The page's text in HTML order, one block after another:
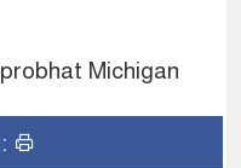
Michigan